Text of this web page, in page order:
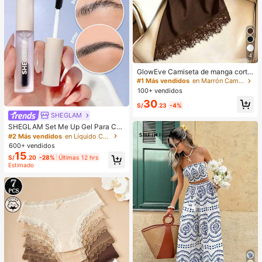
SHEGLAM
SHEGLAM Set Me Up Gel Para Cej
as Marca De Belleza CosméTica M
aquillaje Para Mujeres Y NiñAs
#2 Más vendidos
en Líquido Cejas
600+ vendidos
S/15.20 -28% Últimas 12 hrs
Estimado
4
GlowEve Camiseta de manga corta
de cuello redondo de unicolor casu
al versátil para uso diario para muje
r
#1 Más vendidos
en Marrón Camisetas básicas informales
100+ vendidos
S/30.23 -4%